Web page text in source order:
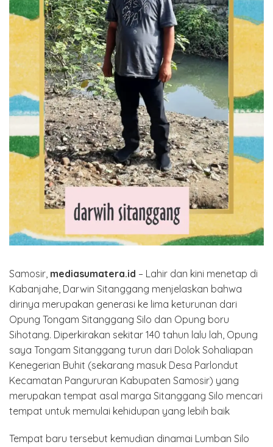
Samosir, mediasumatera.id – Lahir dan kini menetap di
Kabanjahe, Darwin Sitanggang menjelaskan bahwa
dirinya merupakan generasi ke lima keturunan dari
Opung Tongam Sitanggang Silo dan Opung boru
Sihotang. Diperkirakan sekitar 140 tahun lalu lah, Opung
saya Tongam Sitanggang turun dari Dolok Sohaliapan
Kenegerian Buhit (sekarang masuk Desa Parlondut
Kecamatan Pangururan Kabupaten Samosir) yang
merupakan tempat asal marga Sitanggang Silo mencari
tempat untuk memulai kehidupan yang lebih baik
Tempat baru tersebut kemudian dinamai Lumban Silo